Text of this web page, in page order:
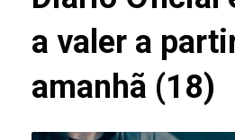
a valer a
amanhã (18)